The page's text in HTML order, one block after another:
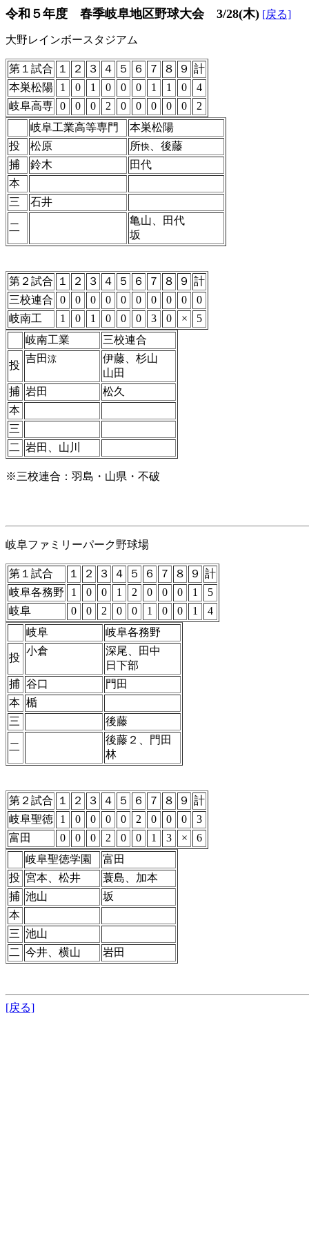
令和５年度 春季岐阜地区野球大会 3/28(木) [戻る]
大野レインボースタジアム
第１試合 １ ２ ３ ４ ５ ６ ７ ８ ９ 計
本巣松陽
1 0 1 0 0 0 1 1 0
4
岐阜高専 0 0 0 2 0 0 0 0 0
2
岐阜工業高等専門
本巣松陽
投
松原 所快
、後藤
捕
鈴木
田代
本
三
石井
二
亀山、田代
坂
第２試合 １ ２ ３ ４ ５ ６ ７ ８ ９ 計
三校連合
0 0 0 0 0 0 0 0 0
0
岐南工
1 0 1 0 0 0 3 0 ×
5
岐南工業
三校連合
投
吉田 涼
伊藤、杉山
山田
捕 岩田
松久
本
三
二 岩田、山川
※三校連合：羽島・山県・不破
岐阜ファミリーパーク野球場
第１試合 １ ２ ３ ４ ５ ６ ７ ８ ９ 計
岐阜各務野
1 0 0 1 2 0 0 0 1
5
岐阜
0 0 2 0 0 1 0 0 1
4
岐阜
岐阜各務野
投
小倉
深尾、田中
日下部
捕 谷口
門田
本 楯
三
後藤
二
後藤２、門田
林
第２試合 １ ２ ３ ４ ５ ６ ７ ８ ９ 計
岐阜聖徳
1 0 0 0 0 2 0 0 0
3
富田
0 0 0 2 0 0 1 3 ×
6
岐阜聖徳学園
富田
投 宮本、松井
蓑島、加本
捕 池山
坂
本
三 池山
二 今井、横山 岩田
[戻る]